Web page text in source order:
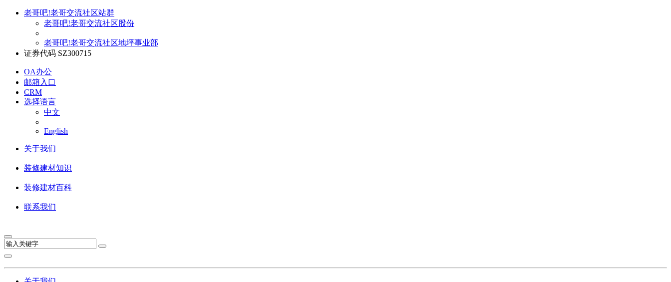
老哥吧!老哥交流社区站群
老哥吧!老哥交流社区股份
老哥吧!老哥交流社区地坪事业部
证券代码 SZ300715
OA办公
邮箱入口
CRM
选择语言
中文
English
关于我们
装修建材知识
装修建材百科
联系我们